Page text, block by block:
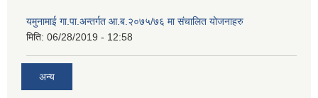
यमुनामाई गा.पा.अन्तर्गत आ.ब.२०७५/७६ मा संचालित योजनाहरु
मिति: 06/28/2019 - 12:58
अन्य